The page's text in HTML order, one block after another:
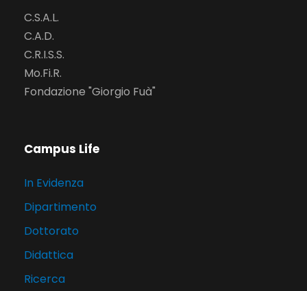
C.S.A.L.
C.A.D.
C.R.I.S.S.
Mo.Fi.R.
Fondazione "Giorgio Fuà"
Campus Life
In Evidenza
Dipartimento
Dottorato
Didattica
Ricerca